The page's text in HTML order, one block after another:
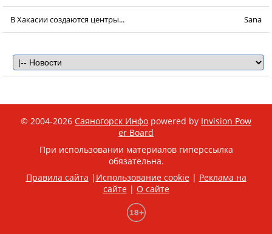
В Хакасии создаются центры... Sana
© 2004-2026 Саяногорск Инфо powered by Invision Pow
er Board
При использовании материалов гиперссылка
обязательна.
Правила сайта | Использование cookie| Реклама на
сайте| О сайте